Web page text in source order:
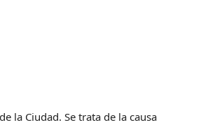
la Ciudad. Se trata de la causa